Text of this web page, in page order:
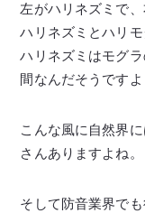
左がハリネズミで
ハリネズミとハリ
ハリネズミはモグ
間なんだそうです
こんな風に自然界
さんありますよね。
そして防音業界で